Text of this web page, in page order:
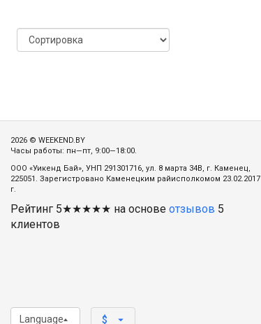
2026 © WEEKEND.BY
Часы работы: пн—пт, 9:00—18:00.
ООО «Уикенд Бай», УНП 291301716, ул. 8 марта 34В, г. Каменец,
225051. Зарегистровано Каменецким райисполкомом 23.02.2017
г.
Рейтинг 5★★★★★ на основе отзывов 5
клиентов
Language $ arrow_drop_down